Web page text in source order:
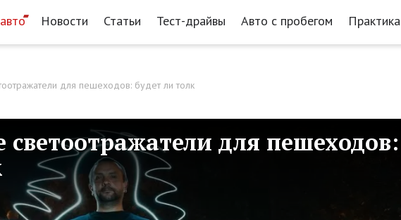
Новости Статьи Тест-драйвы Авто с пробегом Практика
для пешеходов: будет ли толк
светоотражатели для пешеходов: